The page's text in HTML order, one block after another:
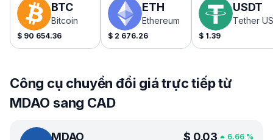
BTC
Bitcoin
$ 90 654.36
ETH
Ethereum
$ 2 676.26
USDT
Tether
$ 1.39
Công cụ chuyển đổi giá trực tiếp từ
MDAO sang CAD
MDAO $ 0.03 6.66 %